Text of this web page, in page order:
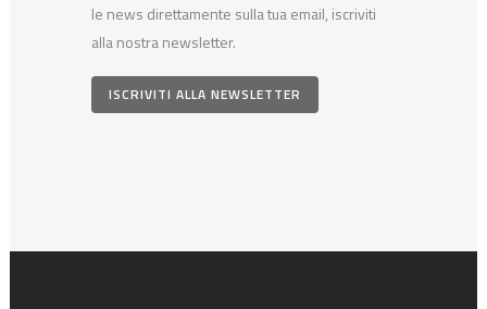
le news direttamente sulla tua email, iscriviti
alla nostra newsletter.
ISCRIVITI ALLA NEWSLETTER